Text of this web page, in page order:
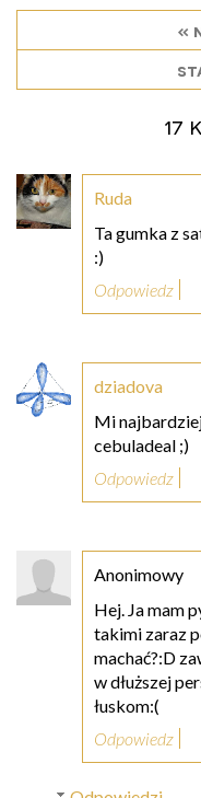
«
17
Ruda
Ta gumka z
:)
Odpowiedz
dziadova
Mi
cebuladeal ;)
Odpowiedz
Anonimowy
Hej. Ja mam
takimi zaraz
machać?:D
w dłuższej
łuskom:(
Odpowiedz